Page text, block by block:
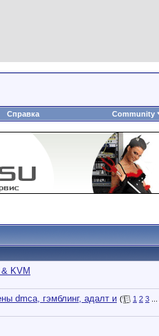
Справка Community
KVM
dmca, гэмблинг, адалт и ( 1 2 3